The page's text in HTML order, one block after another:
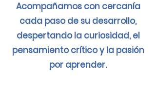
Acompañamos con cercanía
cada paso de su desarrollo,
despertando la curiosidad, el
pensamiento crítico y la pasión
por aprender.